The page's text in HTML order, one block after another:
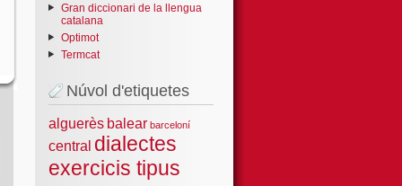
Gran diccionari de la llengua
catalana
Optimot
Termcat
Núvol d'etiquetes
alguerès balear barceloní
central dialectes
exercicis tipus